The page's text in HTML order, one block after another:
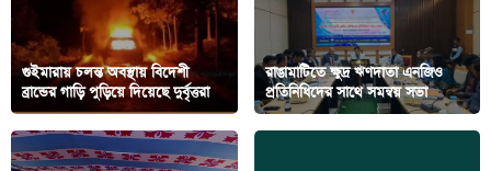
গুইমারায় চলন্ত অবস্থায় বিদেশী
ব্রান্ডের গাড়ি পুড়িয়ে দিয়েছে দুর্বৃত্তরা
রাঙামাটিতে ক্ষুদ্র ঋণদাতা এনজিও
প্রতিনিধিদের সাথে সমন্বয় সভা